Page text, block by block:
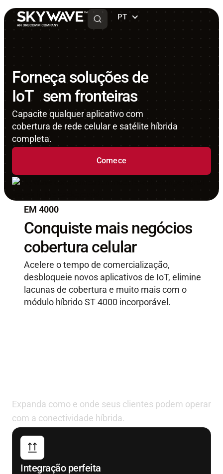
PT
Forneça soluções de
IoT sem fronteiras
Capacite qualquer aplicativo com
cobertura de rede celular e satélite híbrida
completa.
Comece
EM 4000
Conquiste mais negócios
cobertura celular
Acelere o tempo de comercialização,
desbloqueie novos aplicativos de IoT, elimine
lacunas de cobertura e muito mais com o
módulo híbrido ST 4000 incorporável.
Expanda como e onde seus clientes podem operar
com a conectividade híbrida.
Integração perfeita